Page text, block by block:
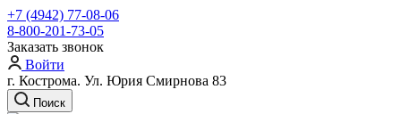
+7 (4942) 77-08-06
8-800-201-73-05
Заказать звонок
Войти
г. Кострома. Ул. Юрия Смирнова 83
Поиск